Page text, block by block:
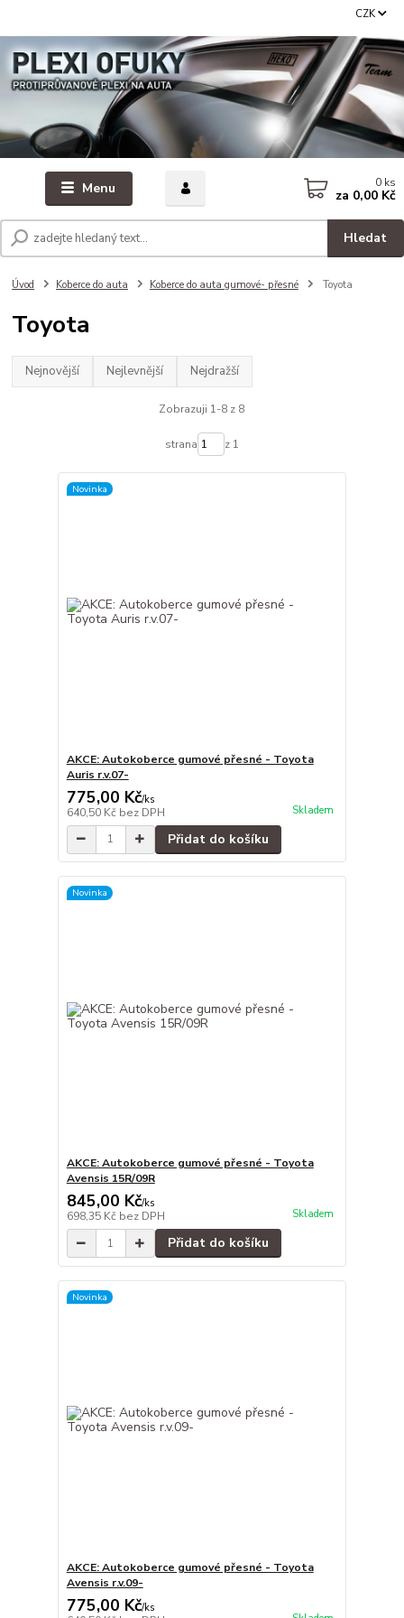
Menu
CZK
Hledat
0 ks
za 0,00 Kč
Úvod Koberce do auta Koberce do auta gumové- přesné Toyota
Toyota
Nejnovější Nejlevnější Nejdražší
Zobrazuji 1-8 z 8
strana z 1
Novinka
AKCE: Autokoberce gumové přesné - Toyota
Auris r.v.07-
775,00 Kč/ks
640,50 Kč bez DPH Skladem
Přidat do košíku
Novinka
AKCE: Autokoberce gumové přesné - Toyota
Avensis 15R/09R
845,00 Kč/ks
698,35 Kč bez DPH Skladem
Přidat do košíku
Novinka
AKCE: Autokoberce gumové přesné - Toyota
Avensis r.v.09-
775,00 Kč/ks